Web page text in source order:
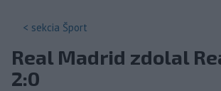
< sekcia Šport
Real Madrid zdolal
2:0